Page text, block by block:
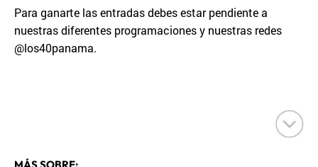
Para ganarte las entradas debes estar pendiente a
nuestras diferentes programaciones y nuestras redes
@los40panama.